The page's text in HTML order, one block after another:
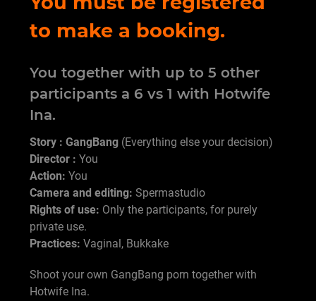
to make a booking.
You together with up to 5 other
participants a 6 vs 1 with Hotwife
Ina.
Story : GangBang (Everything else your decision)
Director : You
Action: You
Camera and editing: Spermastudio
Rights of use: Only the participants, for purely
private use.
Practices: Vaginal, Bukkake
Shoot your own GangBang porn together with
Hotwife Ina.